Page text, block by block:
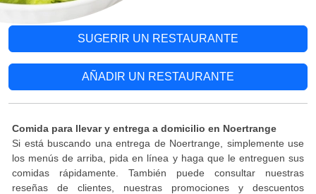
SUGERIR UN RESTAURANTE
AÑADIR UN RESTAURANTE
Comida para llevar y entrega a domicilio en Noertrange
Si está buscando una entrega de Noertrange, simplemente use
los menús de arriba, pida en línea y haga que le entreguen sus
comidas rápidamente. También puede consultar nuestras
reseñas de clientes, nuestras promociones y descuentos